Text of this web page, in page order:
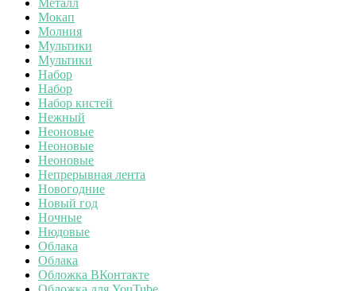
Мокап
Молния
Мультики
Мультики
Набор
Набор
Набор кистей
Нежный
Неоновые
Неоновые
Неоновые
Непрерывная лента
Новогодние
Новый год
Ночные
Нюдовые
Облака
Облака
Обложка ВКонтакте